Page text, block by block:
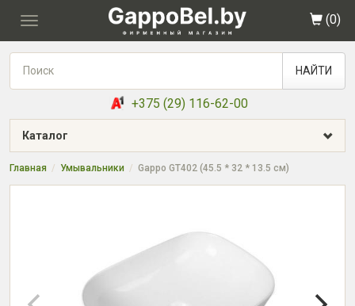
Toggle
(0)
НАЙТИ
+375 (29) 116-62-00
Каталог
Главная Умывальники Gappo GT402 (45.5 * 32 * 13.5 см)